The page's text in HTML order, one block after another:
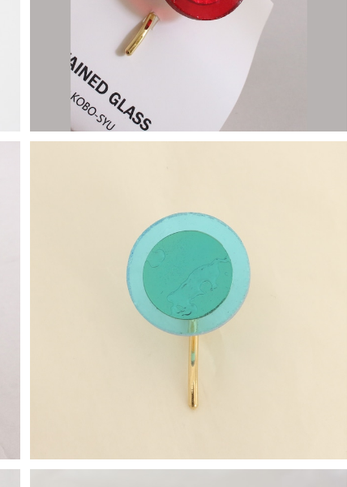
【一点物アクセサリー】長谷川昌彦／ポニーフック／cle
arblue②
¥1,000
SOLD OUT